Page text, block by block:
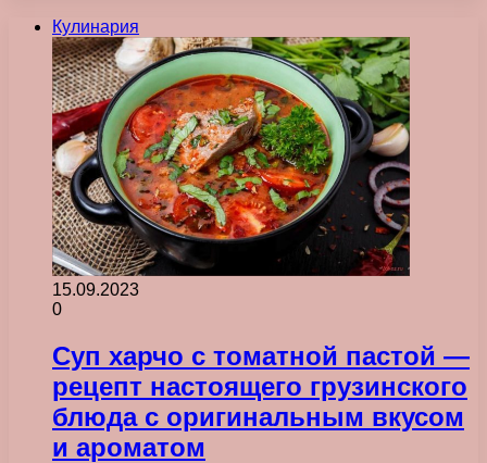
Кулинария
15.09.2023
0
Суп харчо с томатной пастой —
рецепт настоящего грузинского
блюда с оригинальным вкусом
и ароматом